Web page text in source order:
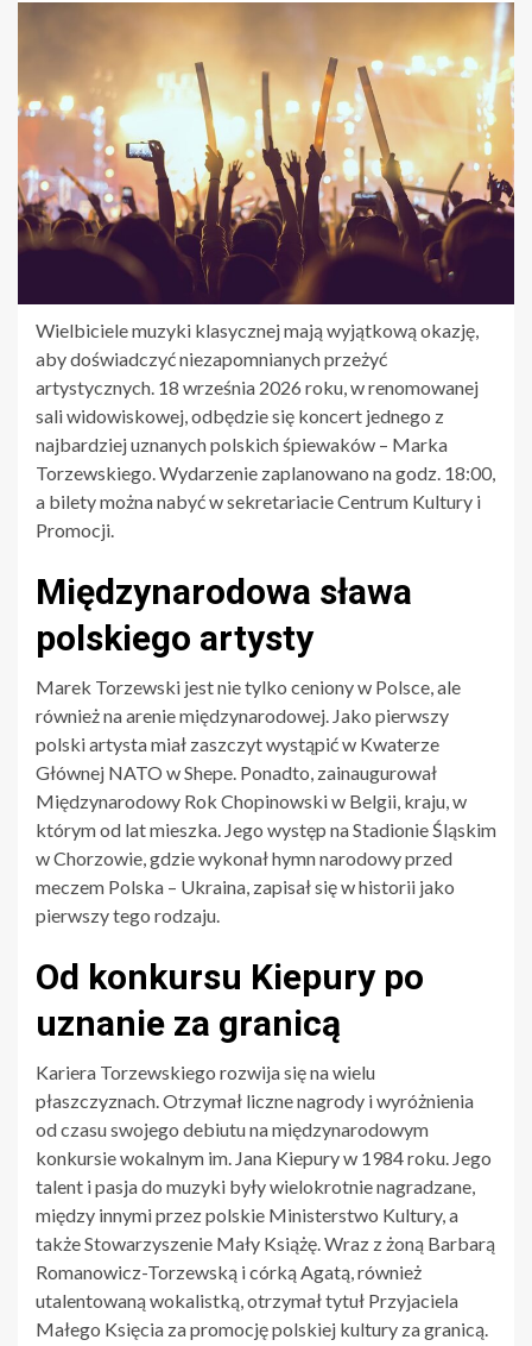
Wielbiciele muzyki klasycznej mają wyjątkową okazję,
aby doświadczyć niezapomnianych przeżyć
artystycznych. 18 września 2026 roku, w renomowanej
sali widowiskowej, odbędzie się koncert jednego z
najbardziej uznanych polskich śpiewaków – Marka
Torzewskiego. Wydarzenie zaplanowano na godz. 18:00,
a bilety można nabyć w sekretariacie Centrum Kultury i
Promocji.
Międzynarodowa sława
polskiego artysty
Marek Torzewski jest nie tylko ceniony w Polsce, ale
również na arenie międzynarodowej. Jako pierwszy
polski artysta miał zaszczyt wystąpić w Kwaterze
Głównej NATO w Shepe. Ponadto, zainaugurował
Międzynarodowy Rok Chopinowski w Belgii, kraju, w
którym od lat mieszka. Jego występ na Stadionie Śląskim
w Chorzowie, gdzie wykonał hymn narodowy przed
meczem Polska – Ukraina, zapisał się w historii jako
pierwszy tego rodzaju.
Od konkursu Kiepury po
uznanie za granicą
Kariera Torzewskiego rozwija się na wielu
płaszczyznach. Otrzymał liczne nagrody i wyróżnienia
od czasu swojego debiutu na międzynarodowym
konkursie wokalnym im. Jana Kiepury w 1984 roku. Jego
talent i pasja do muzyki były wielokrotnie nagradzane,
między innymi przez polskie Ministerstwo Kultury, a
także Stowarzyszenie Mały Książę. Wraz z żoną Barbarą
Romanowicz-Torzewską i córką Agatą, również
utalentowaną wokalistką, otrzymał tytuł Przyjaciela
Małego Księcia za promocję polskiej kultury za granicą.